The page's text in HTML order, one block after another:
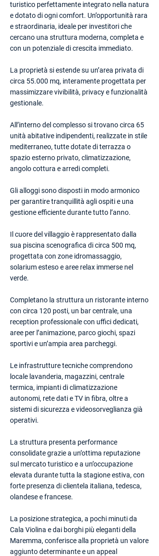
turistico perfettamente integrato nella natura
e dotato di ogni comfort. Un’opportunità rara
e straordinaria, ideale per investitori che
cercano una struttura moderna, completa e
con un potenziale di crescita immediato.
La proprietà si estende su un’area privata di
circa 55.000 mq, interamente progettata per
massimizzare vivibilità, privacy e funzionalità
gestionale.
All’interno del complesso si trovano circa 65
unità abitative indipendenti, realizzate in stile
mediterraneo, tutte dotate di terrazza o
spazio esterno privato, climatizzazione,
angolo cottura e arredi completi.
Gli alloggi sono disposti in modo armonico
per garantire tranquillità agli ospiti e una
gestione efficiente durante tutto l’anno.
Il cuore del villaggio è rappresentato dalla
sua piscina scenografica di circa 500 mq,
progettata con zone idromassaggio,
solarium esteso e aree relax immerse nel
verde.
Completano la struttura un ristorante interno
con circa 120 posti, un bar centrale, una
reception professionale con uffici dedicati,
aree per l’animazione, parco giochi, spazi
sportivi e un’ampia area parcheggi.
Le infrastrutture tecniche comprendono
locale lavanderia, magazzini, centrale
termica, impianti di climatizzazione
autonomi, rete dati e TV in fibra, oltre a
sistemi di sicurezza e videosorveglianza già
operativi.
La struttura presenta performance
consolidate grazie a un’ottima reputazione
sul mercato turistico e a un’occupazione
elevata durante tutta la stagione estiva, con
forte presenza di clientela italiana, tedesca,
olandese e francese.
La posizione strategica, a pochi minuti da
Cala Violina e dai borghi più eleganti della
Maremma, conferisce alla proprietà un valore
aggiunto determinante e un appeal